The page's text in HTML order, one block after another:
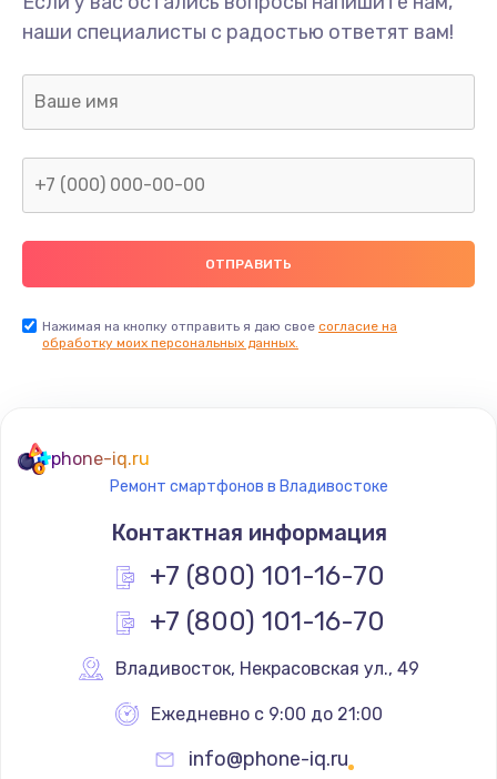
Замена разъёма наушников (гарнитуры)
Заказать
Замена сканера отпечатка
Заказать
Замена разъема SIM
Заказать
390 руб.
Заказать
Замена передней камеры
наши специалисты с радостью ответят вам!
Нажимая на кнопку отправить я даю свое согласие на
обработку моих персональных данных.
phone-iq.ru
Ремонт смартфонов в Владивостоке
Контактная информация
+7 (800) 101-16-70
+7 (800) 101-16-70
Владивосток, Некрасовская ул., 49
Ежедневно с 9:00 до 21:00
info@phone-iq.ru